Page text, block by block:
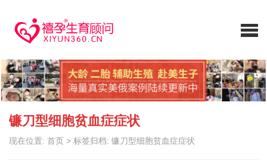
镰刀型细胞贫血症症状
现在位置: 首页 > 标签归档: 镰刀型细胞贫血症症状